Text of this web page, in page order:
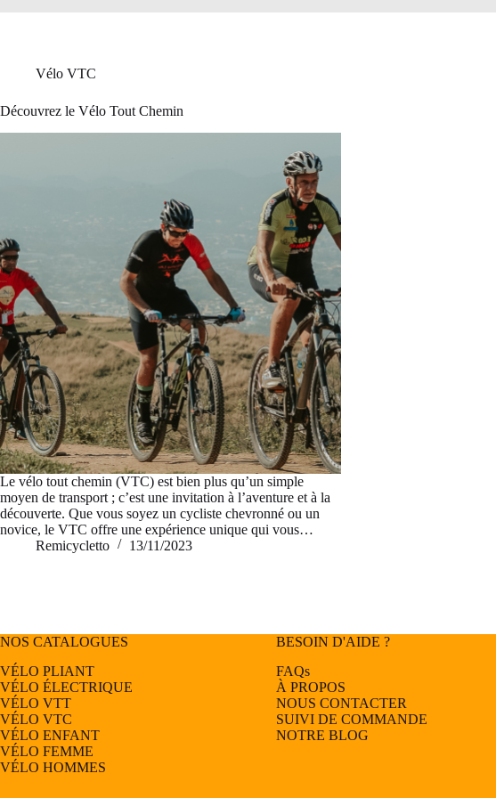
Vélo VTC
Découvrez le Vélo Tout Chemin
Le vélo tout chemin (VTC) est bien plus qu’un simple
moyen de transport ; c’est une invitation à l’aventure et à la
découverte. Que vous soyez un cycliste chevronné ou un
novice, le VTC offre une expérience unique qui vous…
Remicycletto
13/11/2023
NOS CATALOGUES
VÉLO PLIANT
VÉLO ÉLECTRIQUE
VÉLO VTT
VÉLO VTC
VÉLO ENFANT
VÉLO FEMME
VÉLO HOMMES
BESOIN D'AIDE ?
FAQs
À PROPOS
NOUS CONTACTER
SUIVI DE COMMANDE
NOTRE BLOG